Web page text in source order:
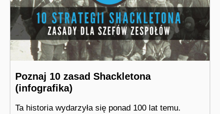
Poznaj 10 zasad Shackletona
(infografika)
Ta historia wydarzyła się ponad 100 lat temu.